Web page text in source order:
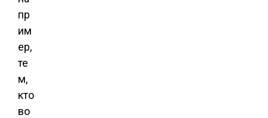
пр
им
ер,
те
м,
кто
во